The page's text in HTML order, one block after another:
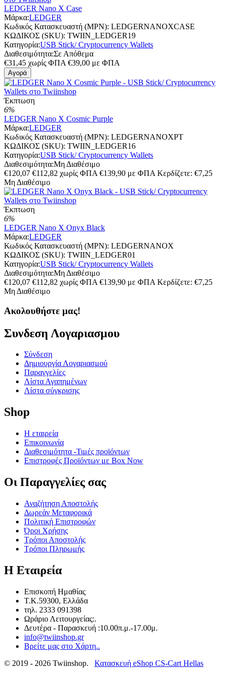
LEDGER Nano X Case
Μάρκα:LEDGER
Κωδικός Κατασκευαστή (MPN): LEDGERNANOXCASE
ΚΩΔΙΚΟΣ (SKU): TWIIN_LEDGER19
Κατηγορία:USB Stick/ Cryptocurrency Wallets
Διαθεσιμότητα:Σε Απόθεμα
€31,45 χωρίς ΦΠΑ €39,00 με ΦΠΑ
Αγορά
Έκπτωση
6%
LEDGER Nano X Cosmic Purple
Μάρκα:LEDGER
Κωδικός Κατασκευαστή (MPN): LEDGERNANOXPT
ΚΩΔΙΚΟΣ (SKU): TWIIN_LEDGER16
Κατηγορία:USB Stick/ Cryptocurrency Wallets
Διαθεσιμότητα:Μη Διαθέσιμο
€120,07 €112,82 χωρίς ΦΠΑ €139,90 με ΦΠΑ Κερδίζετε: €7,25
Μη Διαθέσιμο
Έκπτωση
6%
LEDGER Nano X Onyx Black
Μάρκα:LEDGER
Κωδικός Κατασκευαστή (MPN): LEDGERNANOX
ΚΩΔΙΚΟΣ (SKU): TWIIN_LEDGER01
Κατηγορία:USB Stick/ Cryptocurrency Wallets
Διαθεσιμότητα:Μη Διαθέσιμο
€120,07 €112,82 χωρίς ΦΠΑ €139,90 με ΦΠΑ Κερδίζετε: €7,25
Μη Διαθέσιμο
Ακολουθήστε μας!
Συνδεση Λογαριασμου​
Σύνδεση
Δημιουργία Λογαριασμού
Παραγγελίες
Λίστα Αγαπημένων
Λίστα σύγκρισης
Shop
Η εταιρεία
Επικοινωνία
Διαθεσιμότητα -Τιμές προϊόντων
Επιστροφές Προϊόντων με Box Now
Οι Παραγγελίες​ σας
Αναζήτηση Αποστολής
Δωρεάν Μεταφορικά
Πολιτική Επιστροφών
Όροι Χρήσης
Τρόποι Αποστολής
Τρόποι Πληρωμής
Η Εταιρεία​
Επισκοπή Ημαθίας
T.K.59300, Ελλάδα
τηλ. 2333 091398
Ωράριο Λειτουργείας:.
Δευτέρα - Παρασκευή :10.00π.μ.-17.00μ.
info@twiinshop.gr
Βρείτε μας στο Χάρτη..
© 2019 - 2026 Twiinshop. Κατασκευή eShop CS-Cart Hellas